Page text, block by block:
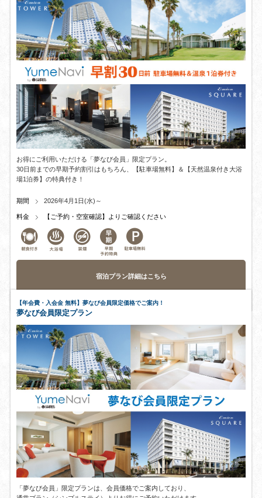
お得にご利用いただける「夢なび会員」限定プラン。
30日前までの早期予約割引はもちろん、【駐車場無料】＆【天然温泉付き大浴
場1泊券】の特典付き！
期間 2026年4月1日(水)～
料金 【ご予約・空室確認】よりご確認ください
宿泊プラン詳細はこちら
【年会費・入会金 無料】夢なび会員限定価格でご案内！
夢なび会員限定プラン
「夢なび会員」限定プランは、会員価格でご案内しており、